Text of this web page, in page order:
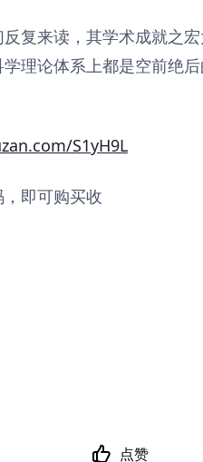
复来读，其学术成就之
理论体系上都是空前绝
S1yH9L
即可购买收
点赞